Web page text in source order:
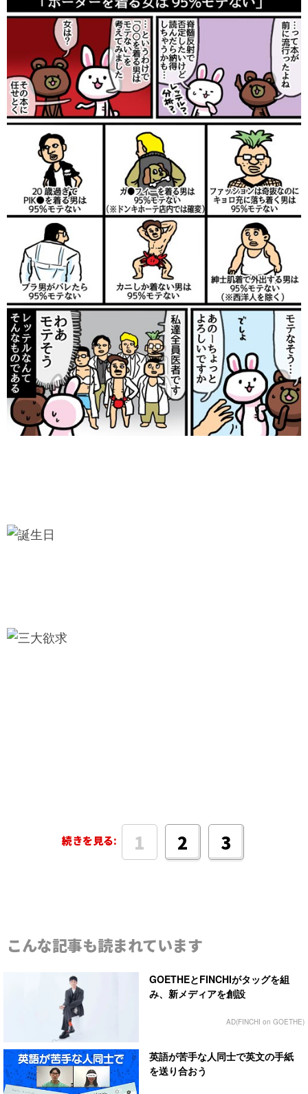
続きを見る: 1 2 3
こんな記事も読まれています
GOETHEとFINCHIがタッグを組
み、新メディアを創設
AD(FINCHI on GOETHE)
英語が苦手な人同士で英文の手紙
を送り合おう